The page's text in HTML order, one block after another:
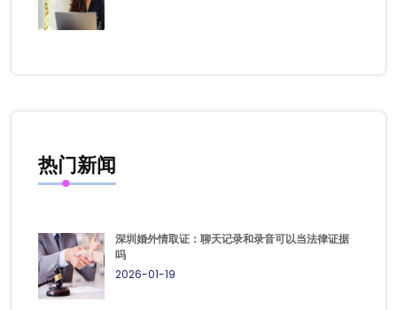
热门新闻
深圳婚外情取证：聊天记录和录音可以当法律证据
吗
2026-01-19